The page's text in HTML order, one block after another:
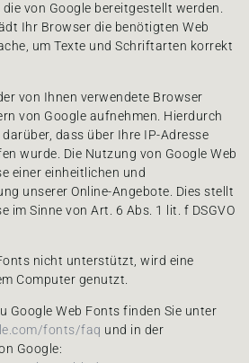
von Google bereitgestellt werden.
Ihr Browser die benötigten Web
um Texte und Schriftarten korrekt
von Ihnen verwendete Browser
von Google aufnehmen. Hierdurch
dass über Ihre IP-Adresse
wurde. Die Nutzung von Google Web
einer einheitlichen und
unserer Online-Angebote. Dies stellt
im Sinne von Art. 6 Abs. 1 lit. f DSGVO
nicht unterstützt, wird eine
Computer genutzt.
Google Web Fonts finden Sie unter
fonts/faq und in der
Google: